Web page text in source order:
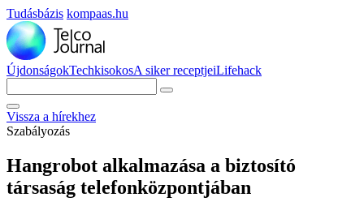
Tudásbázis kompaas.hu
ÚjdonságokTechkisokosA siker receptjeiLifehack
Vissza a hírekhez
Szabályozás
Hangrobot alkalmazása a biztosító
társaság telefonközpontjában